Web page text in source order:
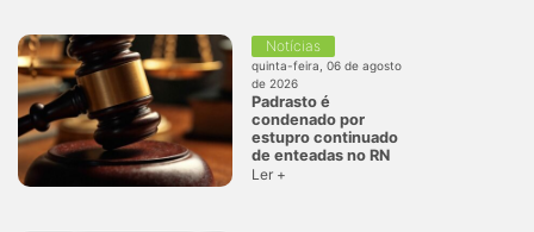
Notícias
quinta-feira, 06 de agosto
de 2026
Padrasto é
condenado por
estupro continuado
de enteadas no RN
Ler +